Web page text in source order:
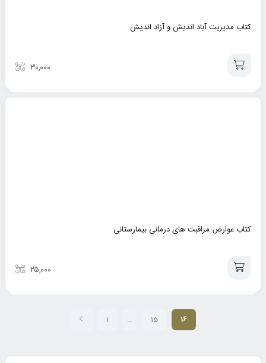
کتاب مدیریت آباد اندیش و آزاد اندیش
۳۰,۰۰۰
کتاب عوارض مراقبت های درمانی بیمارستانی
۲۵,۰۰۰
1 … 15 16